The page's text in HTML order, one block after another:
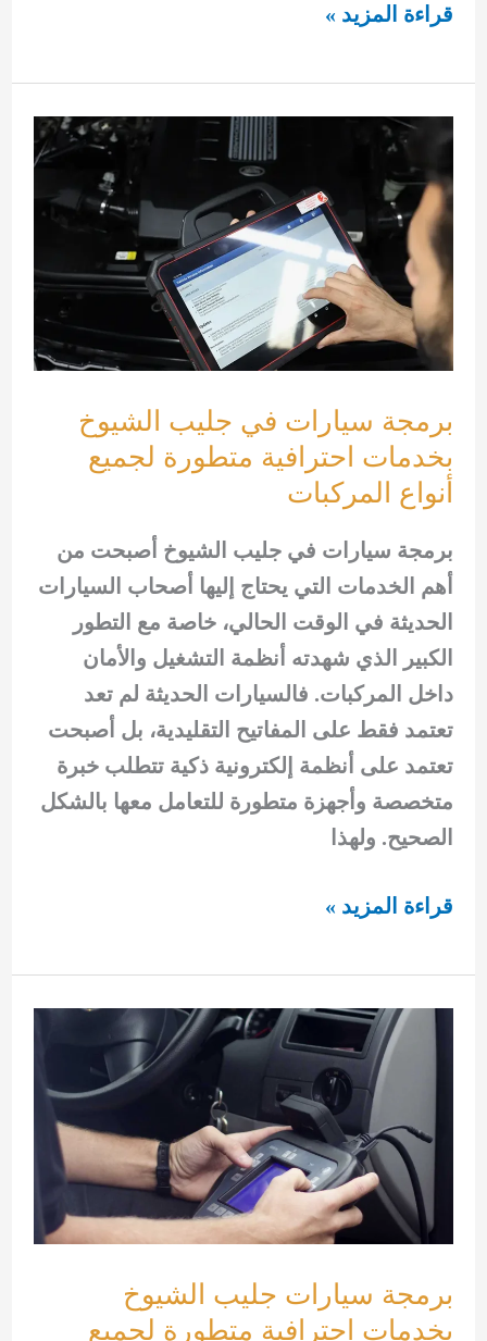
تركيب
ذكية
بأحدث
التقنيات
لحماية
منزلك
قراءة المزيد »
برمجة سيارات في جليب الشيوخ
بخدمات احترافية متطورة لجميع
أنواع المركبات
برمجة سيارات في جليب الشيوخ أصبحت من
أهم الخدمات التي يحتاج إليها أصحاب السيارات
الحديثة في الوقت الحالي، خاصة مع التطور
الكبير الذي شهدته أنظمة التشغيل والأمان
داخل المركبات. فالسيارات الحديثة لم تعد
تعتمد فقط على المفاتيح التقليدية، بل أصبحت
تعتمد على أنظمة إلكترونية ذكية تتطلب خبرة
متخصصة وأجهزة متطورة للتعامل معها بالشكل
الصحيح. ولهذا
برمجة
في
جليب
الشيوخ
بخدمات
احترافية
متطورة
لجميع
أنواع
قراءة المزيد »
برمجة سيارات جليب الشيوخ
بخدمات احترافية متطورة لجميع